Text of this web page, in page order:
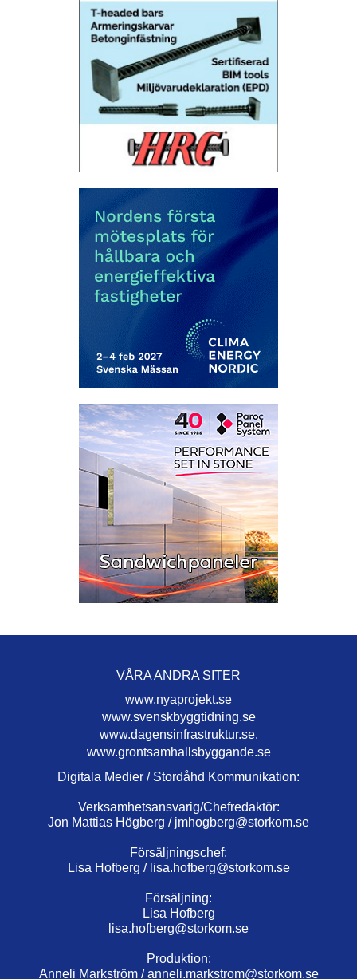
VÅRA ANDRA SITER
www.nyaprojekt.se
www.svenskbyggtidning.se
www.dagensinfrastruktur.se.
www.grontsamhallsbyggande.se
Digitala Medier / Stordåhd Kommunikation:
Verksamhetsansvarig/Chefredaktör:
Jon Mattias Högberg / jmhogberg@storkom.se
Försäljningschef:
Lisa Hofberg / lisa.hofberg@storkom.se
Försäljning:
Lisa Hofberg
lisa.hofberg@storkom.se
Produktion:
Anneli Markström /anneli.markstrom@storkom.se